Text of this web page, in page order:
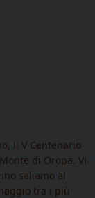
il V Centenario
di Oropa. Vi
saliamo al
tra i più